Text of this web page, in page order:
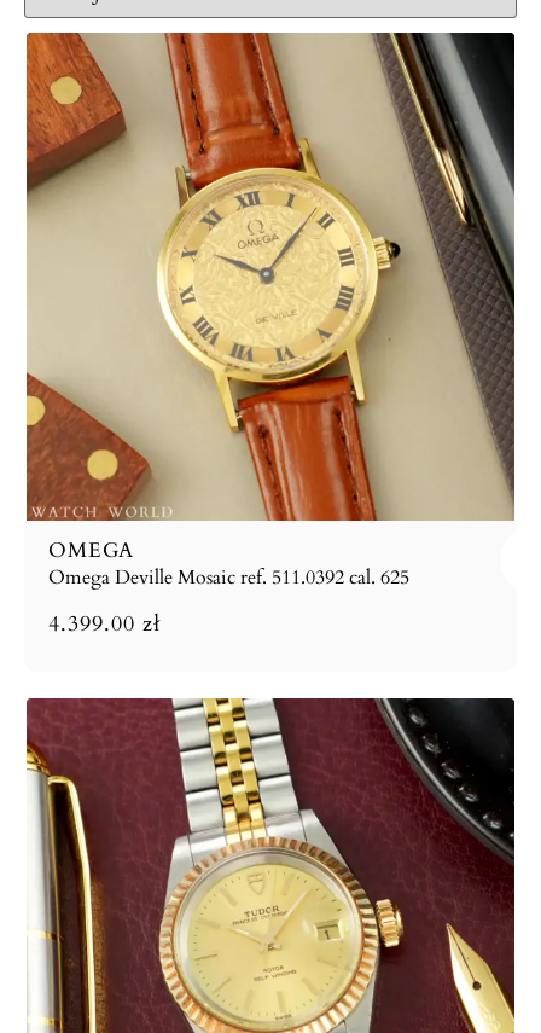
OMEGA
Omega Deville Mosaic ref. 511.0392 cal. 625
4.399.00 zł